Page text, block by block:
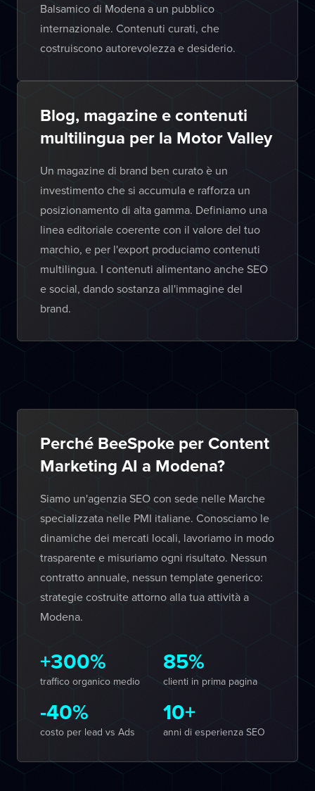
Balsamico di Modena a un pubblico
internazionale. Contenuti curati, che
costruiscono autorevolezza e desiderio.
Blog, magazine e contenuti
multilingua per la Motor Valley
Un magazine di brand ben curato è un
investimento che si accumula e rafforza un
posizionamento di alta gamma. Definiamo una
linea editoriale coerente con il valore del tuo
marchio, e per l'export produciamo contenuti
multilingua. I contenuti alimentano anche SEO
e social, dando sostanza all'immagine del
brand.
Perché BeeSpoke per Content
Marketing AI a Modena?
Siamo un'agenzia SEO con sede nelle Marche
specializzata nelle PMI italiane. Conosciamo le
dinamiche dei mercati locali, lavoriamo in modo
trasparente e misuriamo ogni risultato. Nessun
contratto annuale, nessun template generico:
strategie costruite attorno alla tua attività a
Modena.
+300%
traffico organico medio
85%
clienti in prima pagina
-40%
costo per lead vs Ads
10+
anni di esperienza SEO